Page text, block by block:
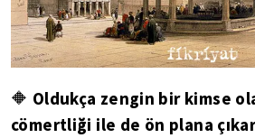
🔶 Oldukça zengin bir kimse
cömertliği ile de ön plana